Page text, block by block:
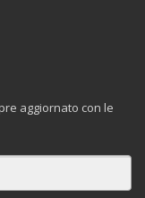
aggiornato con le